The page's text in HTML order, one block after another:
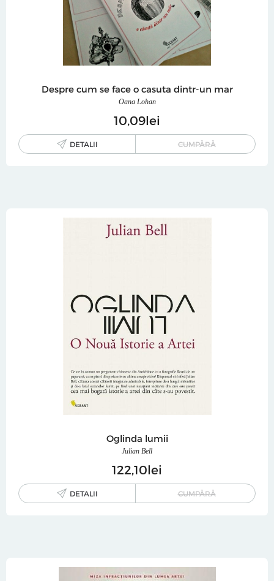
Despre cum se face o casuta dintr-un mar
Oana Lohan
10 09lei
DETALII CUMPĂRĂ
Oglinda lumii
Julian Bell
122 10lei
DETALII CUMPĂRĂ